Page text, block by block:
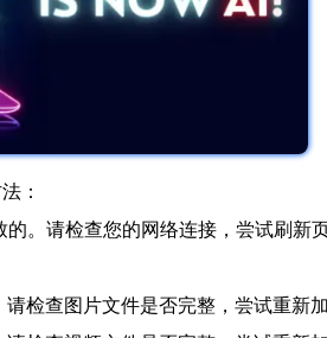
：
。请检查您的网络连接，尝试刷新
检查图片文件是否完整，尝试重新